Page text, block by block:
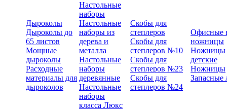
Дыроколы
Дыроколы до
65 листов
Мощные
дыроколы
Расходные
материалы для
дыроколов
Настольные
наборы
Настольные
наборы из
дерева и
металла
Настольные
наборы
деревянные
Настольные
наборы
класса Люкс
Скобы для
степлеров
Скобы для
степлеров №10
Скобы для
степлеров №23
Скобы для
степлеров №24
Офисные
ножницы
Ножницы
детские
Ножницы
Запасные